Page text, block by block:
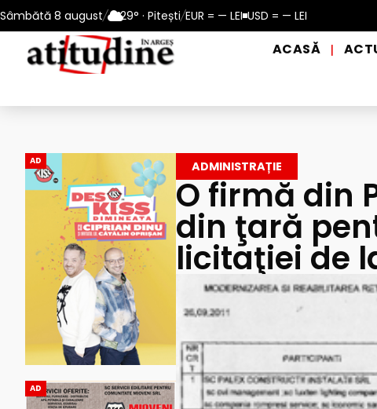
Sâmbătă 8 august/ 29° · Pitești/EUR = — LEI USD = — LEI
13 august 2026 Reamintire: puncte de prim ajutor și de
ACASĂ |
AD
AD
ADMINISTRAȚIE
O firmă din
din ţară
licitaţiei de